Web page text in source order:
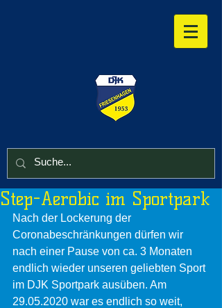
Step-Aerobic im Sportpark
Nach der Lockerung der
Coronabeschränkungen dürfen wir
nach einer Pause von ca. 3 Monaten
endlich wieder unseren geliebten Sport
im DJK Sportpark ausüben. Am
29.05.2020 war es endlich so weit,